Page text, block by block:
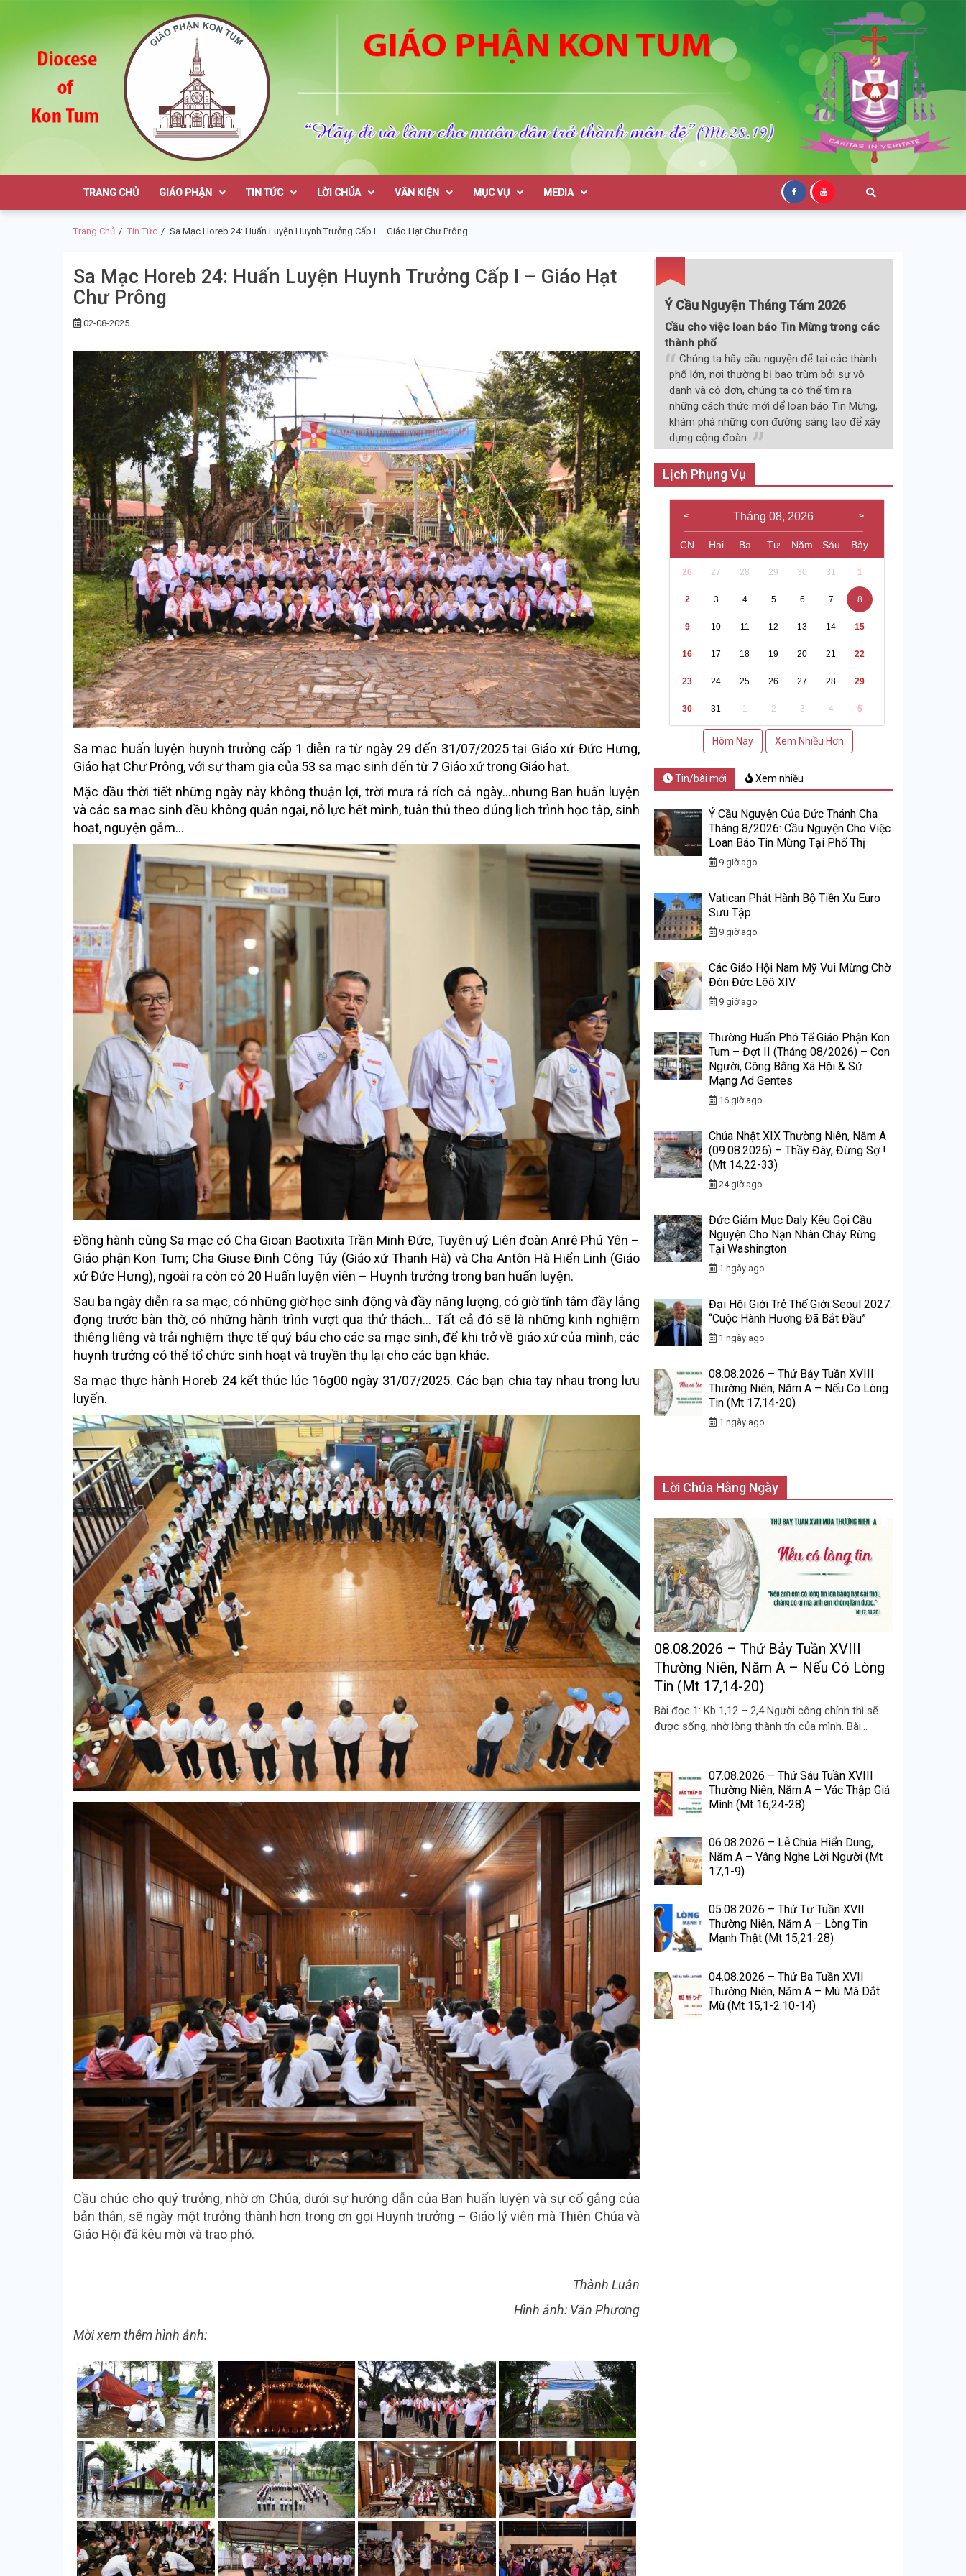
Giáo Phận Kon Tum
TRANG CHỦ GIÁO PHẬN TIN TỨC LỜI CHÚA VĂN KIỆN MỤC VỤ MEDIA
Trang Chủ Tin Tức Sa Mạc Horeb 24: Huấn Luyện Huynh Trưởng Cấp I – Giáo Hạt Chư Prông
Sa Mạc Horeb 24: Huấn Luyện Huynh Trưởng Cấp I – Giáo Hạt
Chư Prông
02-08-2025
Sa mạc huấn luyện huynh trưởng cấp 1 diễn ra từ ngày 29 đến 31/07/2025 tại Giáo xứ Đức Hưng,
Giáo hạt Chư Prông, với sự tham gia của 53 sa mạc sinh đến từ 7 Giáo xứ trong Giáo hạt.
Mặc dầu thời tiết những ngày này không thuận lợi, trời mưa rả rích cả ngày…nhưng Ban huấn luyện
và các sa mạc sinh đều không quản ngại, nỗ lực hết mình, tuân thủ theo đúng lịch trình học tập, sinh
hoạt, nguyện gẫm…
Đồng hành cùng Sa mạc có Cha Gioan Baotixita Trần Minh Đức, Tuyên uý Liên đoàn Anrê Phú Yên –
Giáo phận Kon Tum; Cha Giuse Đinh Công Túy (Giáo xứ Thanh Hà) và Cha Antôn Hà Hiển Linh (Giáo
xứ Đức Hưng), ngoài ra còn có 20 Huấn luyện viên – Huynh trưởng trong ban huấn luyện.
Sau ba ngày diễn ra sa mạc, có những giờ học sinh động và đầy năng lượng, có giờ tĩnh tâm đầy lắng
đọng trước bàn thờ, có những hành trình vượt qua thử thách… Tất cả đó sẽ là những kinh nghiệm
thiêng liêng và trải nghiệm thực tế quý báu cho các sa mạc sinh, để khi trở về giáo xứ của mình, các
huynh trưởng có thể tổ chức sinh hoạt và truyền thụ lại cho các bạn khác.
Sa mạc thực hành Horeb 24 kết thúc lúc 16g00 ngày 31/07/2025. Các bạn chia tay nhau trong lưu
luyến.
Cầu chúc cho quý trưởng, nhờ ơn Chúa, dưới sự hướng dẫn của Ban huấn luyện và sự cố gắng của
bản thân, sẽ ngày một trưởng thành hơn trong ơn gọi Huynh trưởng – Giáo lý viên mà Thiên Chúa và
Giáo Hội đã kêu mời và trao phó.
Thành Luân
Hình ảnh: Văn Phương
Mời xem thêm hình ảnh:
Ý Cầu Nguyện Tháng Tám 2026
Cầu cho việc loan báo Tin Mừng trong các
thành phố
Chúng ta hãy cầu nguyện để tại các thành
phố lớn, nơi thường bị bao trùm bởi sự vô
danh và cô đơn, chúng ta có thể tìm ra
những cách thức mới để loan báo Tin Mừng,
khám phá những con đường sáng tạo để xây
dựng cộng đoàn.
Lịch Phụng Vụ
Tháng 08, 2026
CN Hai Ba Tư Năm Sáu Bảy
26 27 28 29 30 31 1
2 3 4 5 6 7 8
9 10 11 12 13 14 15
16 17 18 19 20 21 22
23 24 25 26 27 28 29
30 31 1 2 3 4 5
Hôm Nay Xem Nhiều Hơn
Tin/bài mới Xem nhiều
Ý Cầu Nguyện Của Đức Thánh Cha
Tháng 8/2026: Cầu Nguyện Cho Việc
Loan Báo Tin Mừng Tại Phố Thị
9 giờ ago
Vatican Phát Hành Bộ Tiền Xu Euro
Sưu Tập
9 giờ ago
Các Giáo Hội Nam Mỹ Vui Mừng Chờ
Đón Đức Lêô XIV
9 giờ ago
Thường Huấn Phó Tế Giáo Phận Kon
Tum – Đợt II (Tháng 08/2026) – Con
Người, Công Bằng Xã Hội & Sứ
Mạng Ad Gentes
16 giờ ago
Chúa Nhật XIX Thường Niên, Năm A
(09.08.2026) – Thầy Đây, Đừng Sợ !
(Mt 14,22-33)
24 giờ ago
Đức Giám Mục Daly Kêu Gọi Cầu
Nguyện Cho Nạn Nhân Cháy Rừng
Tại Washington
1 ngày ago
Đại Hội Giới Trẻ Thế Giới Seoul 2027:
“Cuộc Hành Hương Đã Bắt Đầu”
1 ngày ago
08.08.2026 – Thứ Bảy Tuần XVIII
Thường Niên, Năm A – Nếu Có Lòng
Tin (Mt 17,14-20)
1 ngày ago
Lời Chúa Hằng Ngày
08.08.2026 – Thứ Bảy Tuần XVIII
Thường Niên, Năm A – Nếu Có Lòng
Tin (Mt 17,14-20)
Bài đọc 1: Kb 1,12 – 2,4 Người công chính thì sẽ
được sống, nhờ lòng thành tín của mình. Bài...
07.08.2026 – Thứ Sáu Tuần XVIII
Thường Niên, Năm A – Vác Thập Giá
Mình (Mt 16,24-28)
06.08.2026 – Lễ Chúa Hiển Dung,
Năm A – Vâng Nghe Lời Người (Mt
17,1-9)
05.08.2026 – Thứ Tư Tuần XVII
Thường Niên, Năm A – Lòng Tin
Mạnh Thật (Mt 15,21-28)
04.08.2026 – Thứ Ba Tuần XVII
Thường Niên, Năm A – Mù Mà Dắt
Mù (Mt 15,1-2.10-14)